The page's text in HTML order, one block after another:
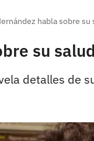
habla sobre
su
detalles de